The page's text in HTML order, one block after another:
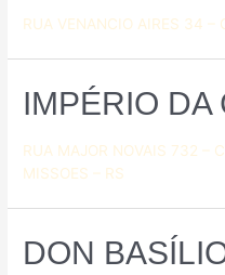
RUA VENANCIO AIRES 34 –
IMPÉRIO DA
RUA MAJOR NOVAIS 732 –
MISSOES – RS
DON